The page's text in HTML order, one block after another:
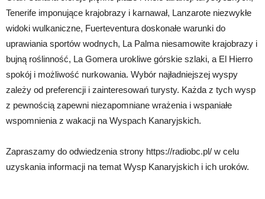
Tenerife imponujące krajobrazy i karnawał, Lanzarote niezwykłe
widoki wulkaniczne, Fuerteventura doskonałe warunki do
uprawiania sportów wodnych, La Palma niesamowite krajobrazy i
bujną roślinność, La Gomera urokliwe górskie szlaki, a El Hierro
spokój i możliwość nurkowania. Wybór najładniejszej wyspy
zależy od preferencji i zainteresowań turysty. Każda z tych wysp
z pewnością zapewni niezapomniane wrażenia i wspaniałe
wspomnienia z wakacji na Wyspach Kanaryjskich.
Zapraszamy do odwiedzenia strony https://radiobc.pl/ w celu
uzyskania informacji na temat Wysp Kanaryjskich i ich uroków.